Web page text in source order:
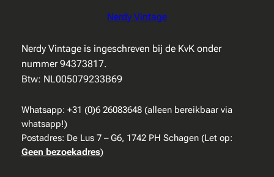
Nerdy Vintage
Nerdy Vintage is ingeschreven bij de KvK onder
nummer 94373817.
Btw: NL005079233B69
Whatsapp: +31 (0)6 26083648 (alleen bereikbaar via
whatsapp!)
Postadres: De Lus 7 – G6, 1742 PH Schagen (Let op:
Geen bezoekadres)